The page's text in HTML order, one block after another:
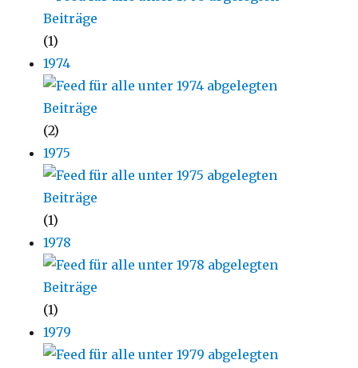
(1)
1974
(2)
1975
(1)
1978
(1)
1979